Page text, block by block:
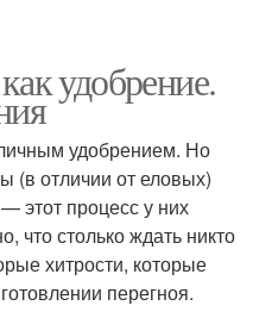
удобрение.
удобрением. Но
(в отличии от еловых)
этот процесс у них
что столько ждать никто
хитрости, которые
перегноя.